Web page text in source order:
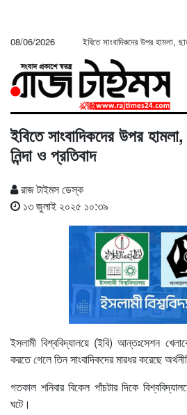
08/06/2026 ইবিতে সাংবাদিকদের উপর হামলা,
ইবিতে সাংবাদিকদের উপর
নিন্দা ও প্রতিবাদ
রাজ টাইমস ডেস্ক
১৩ জুলাই ২০২৫ ১০:৩৯
ইসলামী বিশ্ববিদ্যালয়ে (ইবি) আন্তঃসেশন
করতে গেলে তিন সাংবাদিকদের মারধর করেছে
গতকাল শনিবার বিকেল পাঁচটার দিকে
ঘটে।